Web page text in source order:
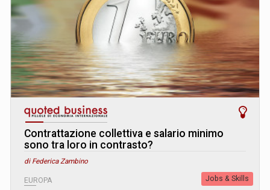
Contrattazione collettiva e salario minimo
sono tra loro in contrasto?
di Federica Zambino
EUROPA Jobs & Skills